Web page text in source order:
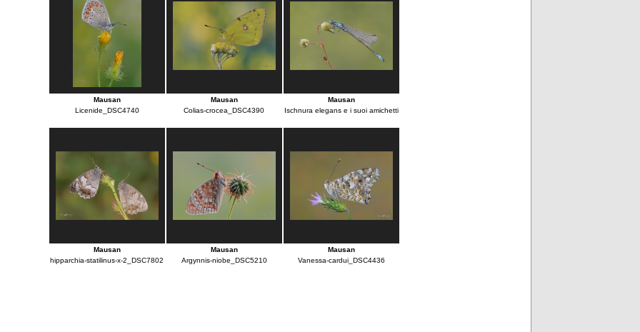
Mausan Mausan
Mausan
Licenide_DSC4740
Colias-crocea_DSC4390 Ischnura elegans e i suoi amichetti
Mausan Mausan
Mausan
hipparchia-statilinus-x-2_DSC7802
Argynnis-niobe_DSC5210 Vanessa-cardui_DSC4436